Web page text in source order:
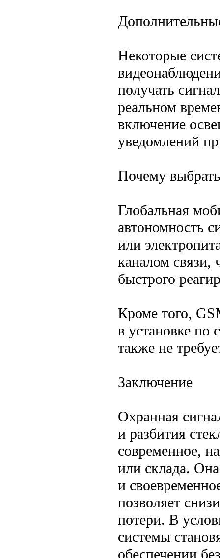
Некоторые
получать
реальном
включение
уведомлений
Почему
Глобальная
автономность
или
каналом
быстрого
Кроме того,
в установке по
также не
Заключение
Охранная
и разбития
современное,
или склада.
и
позволяет
потери. В
системы
обеспечении